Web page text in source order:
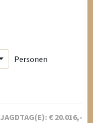
Personen
JAGDTAG(E): € 20.016,-